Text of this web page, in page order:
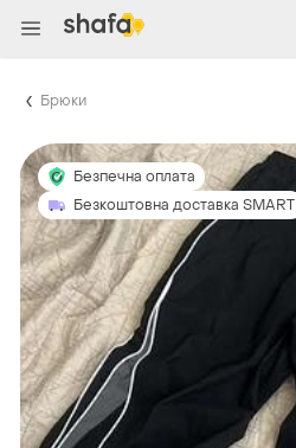
Брюки
Безпечна оплата
Безкоштовна доставка SMART